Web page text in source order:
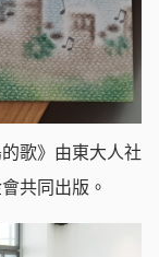
歌》由東大人社
共同出版。